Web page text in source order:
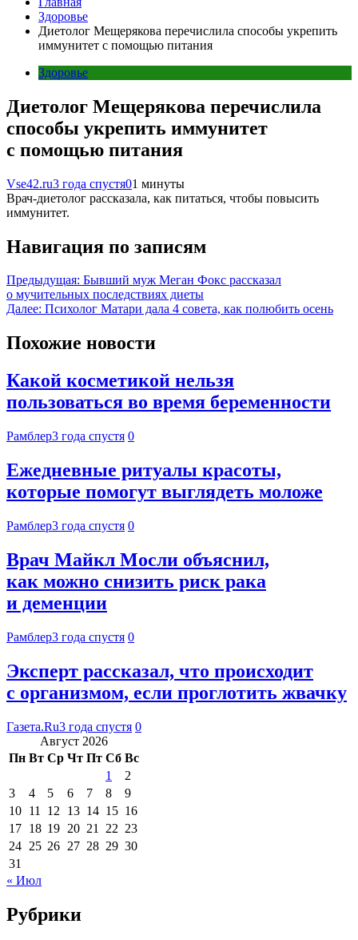
Здоровье
Диетолог Мещерякова перечислила способы укрепить
иммунитет с помощью питания
Здоровье
Диетолог Мещерякова перечислила
способы укрепить иммунитет
с помощью питания
Vse42.ru3 года спустя01 минуты
Врач-диетолог рассказала, как питаться, чтобы повысить
иммунитет.
Навигация по записям
Предыдущая: Бывший муж Меган Фокс рассказал
о мучительных последствиях диеты
Далее: Психолог Матари дала 4 совета, как полюбить осень
Похожие новости
Какой косметикой нельзя
пользоваться во время беременности
Рамблер3 года спустя 0
Ежедневные ритуалы красоты,
которые помогут выглядеть моложе
Рамблер3 года спустя 0
Врач Майкл Мосли объяснил,
как можно снизить риск рака
и деменции
Рамблер3 года спустя 0
Эксперт рассказал, что происходит
с организмом, если проглотить жвачку
Газета.Ru3 года спустя 0
Август 2026
Пн Вт Ср Чт Пт Сб Вс
1
2
3
4 5 6 7 8
9
10 11 12 13 14 15 16
17 18 19 20 21 22 23
24 25 26 27 28 29 30
31
« Июл
Рубрики